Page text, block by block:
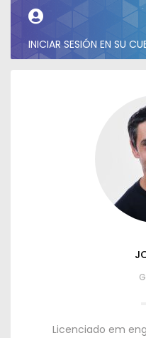
INICIAR SESIÓN EN SU
Licenciado em